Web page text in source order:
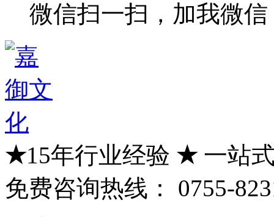
微信扫一扫，加我微信
★15年行业经验 ★一站
免费咨询热线：
0755-